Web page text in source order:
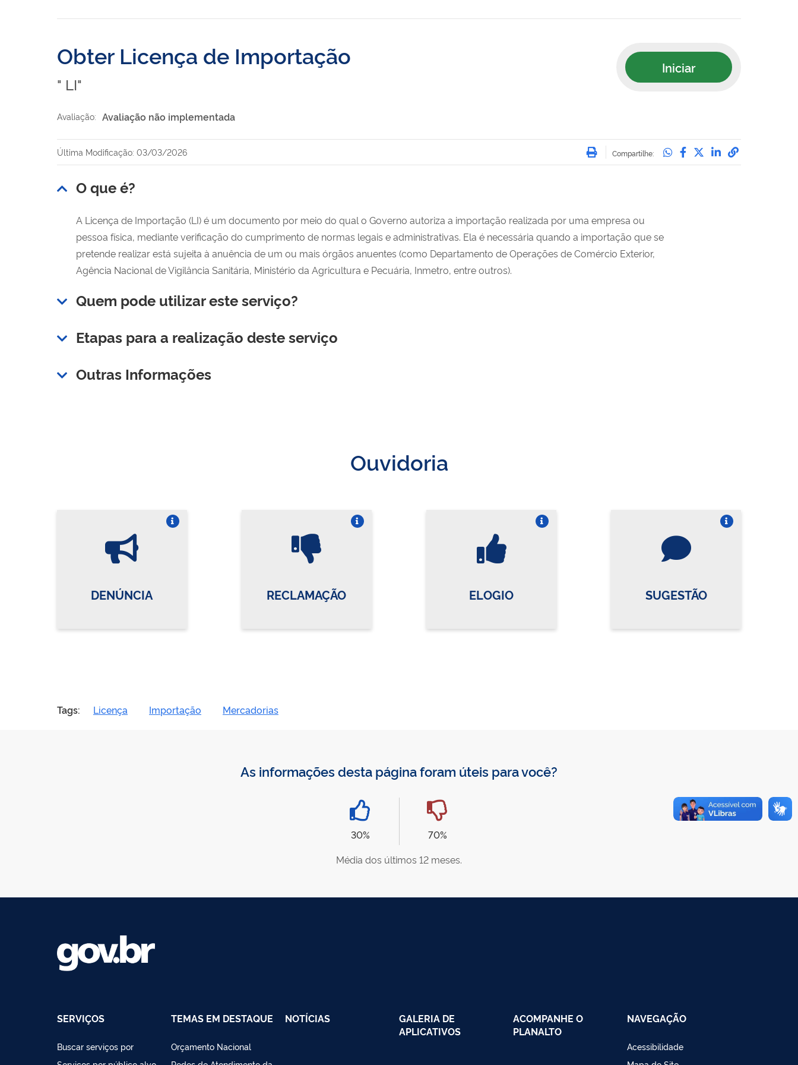
Obter Licença de Importação
" LI"
Iniciar
Avaliação: Avaliação não implementada
Imprimir
Compartilhe: Compartilhe no
Compartilhe no
Compartilhe no
Compartilhe
Última Modificação: 03/03/2026
O que é?
A Licença de Importação (LI) é um documento por meio do qual o Governo autoriza a importação realizada por uma empresa ou
pessoa física, mediante verificação do cumprimento de normas legais e administrativas. Ela é necessária quando a importação que se
pretende realizar está sujeita à anuência de um ou mais órgãos anuentes (como Departamento de Operações de Comércio Exterior,
Agência Nacional de Vigilância Sanitária, Ministério da Agricultura e Pecuária, Inmetro, entre outros).
Quem pode utilizar este serviço?
Etapas para a realização deste serviço
Outras Informações
Ouvidoria
DENÚNCIA RECLAMAÇÃO ELOGIO SUGESTÃO
Tags: Licença Importação Mercadorias
As informações desta página foram úteis para você?
30%
70%
Média dos últimos 12 meses.
SERVIÇOS
Buscar serviços por
TEMAS EM DESTAQUE
Orçamento Nacional
NOTÍCIAS
GALERIA DE
APLICATIVOS
ACOMPANHE O
PLANALTO
NAVEGAÇÃO
Acessibilidade